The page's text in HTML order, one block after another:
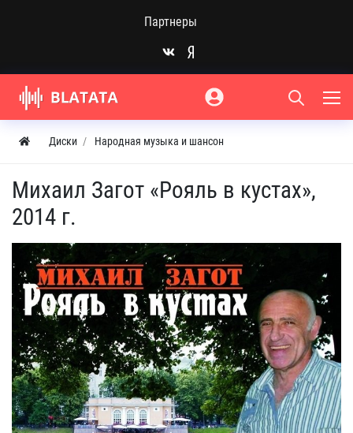
Партнеры
Диски Народная музыка и шансон
Михаил Загот «Рояль в кустах»,
2014 г.